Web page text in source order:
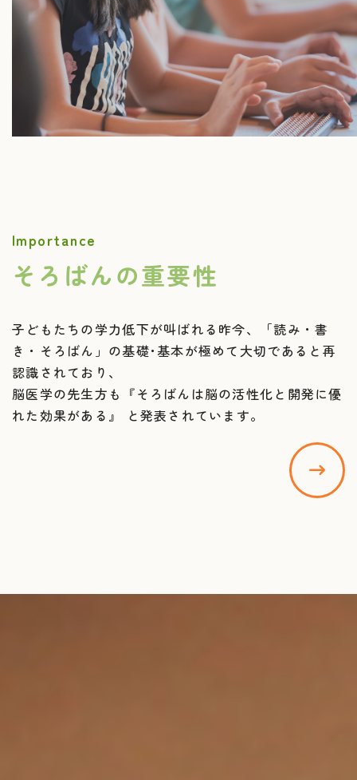
2024.03.19
春休みのお知らせ
旭丘教室 ３月２９日
（金）の１日
南長崎教室 ３月３０日
（土）の１日
2024.01.10
により 休校いたします。
2023.12.26
冬休みのお知らせ
南長崎教室 １２月２９日（金）から１月５日
旭丘教室 １２月２８日（木）から１月４日
旭丘教室は諸事情により、2024年7月31日（予定）
Importance
そろばんの重要性
子どもたちの学力低下が叫ばれる昨今、「読み・書
き・そろばん」の基礎･基本が極めて大切であると再
認識されており、
脳医学の先生方も『そろばんは脳の活性化と開発に優
れた効果がある』 と発表されています。